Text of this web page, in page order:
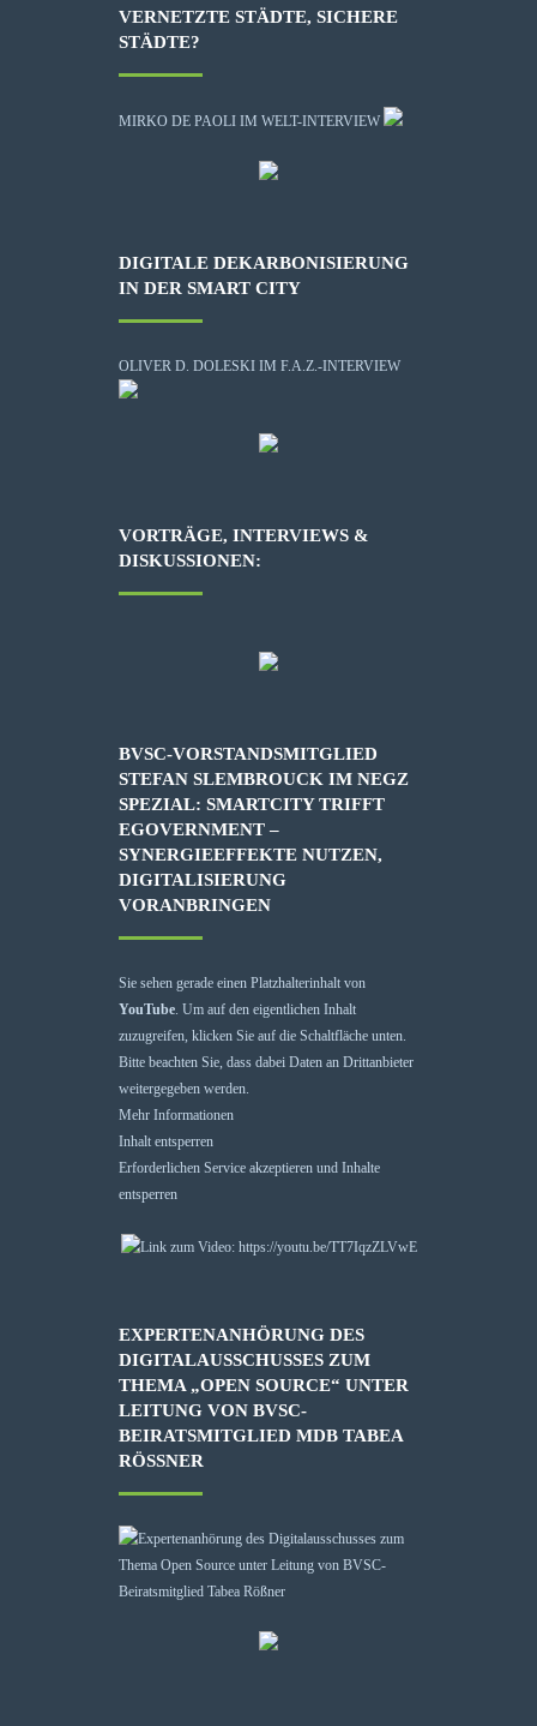
VERNETZTE STÄDTE, SICHERE
STÄDTE?
MIRKO DE PAOLI IM WELT-INTERVIEW
DIGITALE DEKARBONISIERUNG
IN DER SMART CITY
OLIVER D. DOLESKI IM F.A.Z.-INTERVIEW
VORTRÄGE, INTERVIEWS &
DISKUSSIONEN:
BVSC-VORSTANDSMITGLIED
STEFAN SLEMBROUCK IM NEGZ
SPEZIAL: SMARTCITY TRIFFT
EGOVERNMENT –
SYNERGIEEFFEKTE NUTZEN,
DIGITALISIERUNG
VORANBRINGEN
Sie sehen gerade einen Platzhalterinhalt von
YouTube. Um auf den eigentlichen Inhalt
zuzugreifen, klicken Sie auf die Schaltfläche unten.
Bitte beachten Sie, dass dabei Daten an Drittanbieter
weitergegeben werden.
Mehr Informationen
Inhalt entsperren
Erforderlichen Service akzeptieren und Inhalte
entsperren
EXPERTENANHÖRUNG DES
DIGITALAUSSCHUSSES ZUM
THEMA „OPEN SOURCE“ UNTER
LEITUNG VON BVSC-
BEIRATSMITGLIED MDB TABEA
RÖSSNER